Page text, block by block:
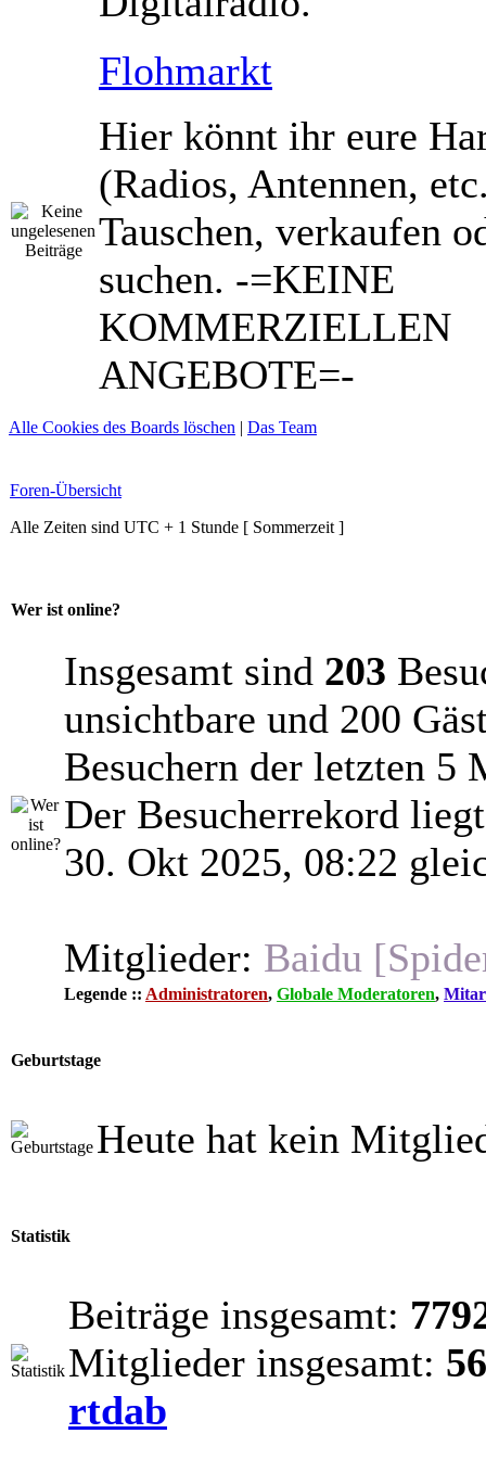
Flohmarkt
Hier könnt ihr eure
(Radios, Antennen,
Tauschen, verkaufen
suchen. -=KEINE
KOMMERZIELLEN
ANGEBOTE=-
Alle Cookies des Boards löschen | Das Team
Foren-Übersicht
Alle Zeiten sind UTC + 1 Stunde [ Sommerzeit ]
Wer ist online?
Insgesamt sind 203
unsichtbare und 200
Besuchern der letzten 5
Der Besucherrekord
30. Okt 2025, 08:22
Mitglieder: Baidu
Legende :: Administratoren, Globale Moderatoren,
Geburtstage
Heute hat kein
Statistik
Beiträge insgesamt:
Mitglieder insgesamt:
rtdab